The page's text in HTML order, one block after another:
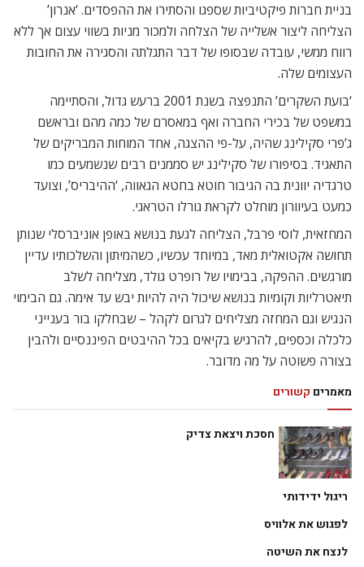
בניית חברות פיקטיביות שספגו והסתירו את ההפסדים. ‘אנרון’
הצליחה ליצור אשלייה של הצלחה ולמכור מניות בשווי עצום אך ללא
רווח ממשי, עובדה שבסופו של דבר התגלתה והסגירה את החובות
העצומים שלה.
‘בועת השקרים’ התנפצה בשנת 2001 ברעש גדול, והסתיימה
במשפט של בכירי החברה ואף במאסרם של כמה מהם ובראשם
ג’פרי סקילינג שהיה, על-פי ההצגה, אחד המוחות המבריקים של
התאגיד. בסיפורו של סקילינג יש סממנים רבים שנשמעים כמו
טרגדיה יוונית בה הגיבור חוטא בחטא הגאווה, ‘ההיבריס’, וצועד
כמעט בעיוורון מוחלט לקראת גורלו הטראגי.
המחזאית, לוסי פרבל, הצליחה לגעת בנושא באופן אוניברסלי שנותן
תחושה אקטואלית מאד, במיוחד עכשיו, כשהמיתון והשלכותיו עדיין
מורגשים. ההפקה, בבימויו של רופרט גולד, מצליחה לשלב
תיאטרליות וקומיות בנושא שיכול היה להיות יבש עד אימה. גם הבימוי
הנגיש וגם המחזה מצליחים לגרום לקהל – שבחלקו בור בענייני
כלכלה וכספים, להרגיש בקיאים בכל ההיבטים הפיננסיים ולהבין
בצורה פשוטה על מה מדובר.
מאמרים קשורים
חסכת ויצאת צדיק
ריגול ידידותי
לפגוש את אלוויס
לנצח את השיטה